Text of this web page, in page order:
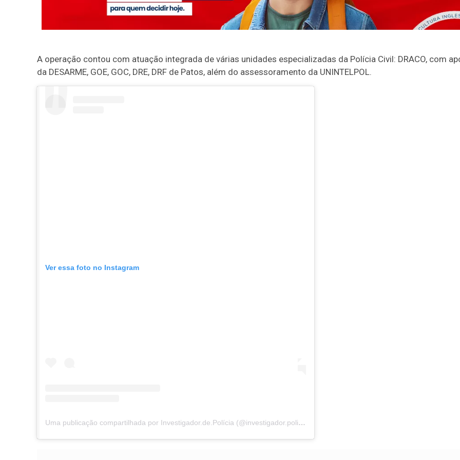
A operação contou com atuação integrada de várias unidades especializadas da Polícia Civil: DRACO, com
da DESARME, GOE, GOC, DRE, DRF de Patos, além do assessoramento da UNINTELPOL.
Ver essa foto no Instagram
Uma publicação compartilhada por Investigador.de.Polícia (@investigador.policial)